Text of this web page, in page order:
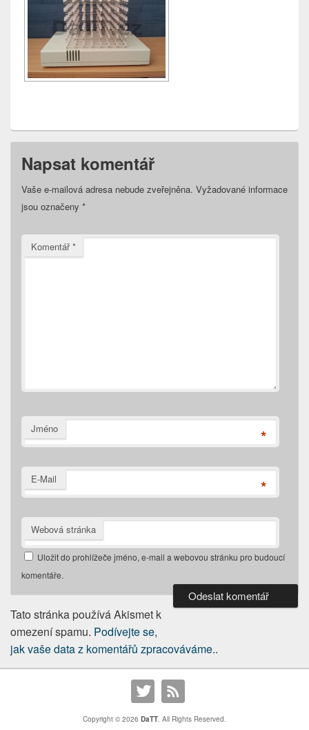
Napsat komentář
Vaše e-mailová adresa nebude zveřejněna. Vyžadované informace
jsou označeny *
Komentář*
Jméno *
E-Mail *
Webová stránka
Uložit do prohlížeče jméno, e-mail a webovou stránku pro budoucí
komentáře.
Tato stránka používá Akismet k
omezení spamu. Podívejte se,
jak vaše data z komentářů zpracováváme..
Copyright © 2026 DaTT. All Rights Reserved.